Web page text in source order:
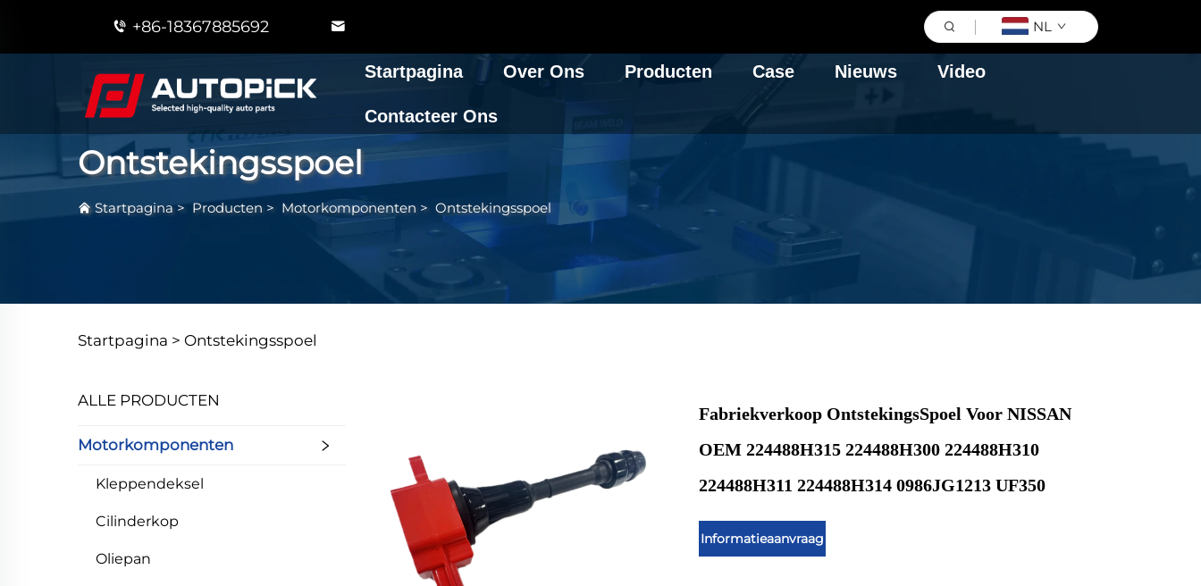
+86-18367885692 NL
Startpagina Over Ons Producten Case Nieuws Video
Contacteer Ons
Ontstekingsspoel
Startpagina > Producten > Motorkomponenten > Ontstekingsspoel
Startpagina > Ontstekingsspoel
ALLE PRODUCTEN
Motorkomponenten
Kleppendeksel
Cilinderkop
Oliepan
Fabriekverkoop OntstekingsSpoel Voor NISSAN
OEM 224488H315 224488H300 224488H310
224488H311 224488H314 0986JG1213 UF350
Informatieaanvraag